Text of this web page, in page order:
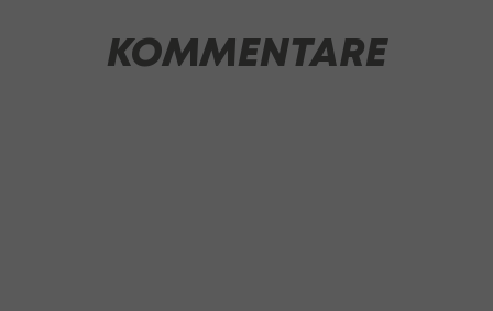
KOMMENTARE